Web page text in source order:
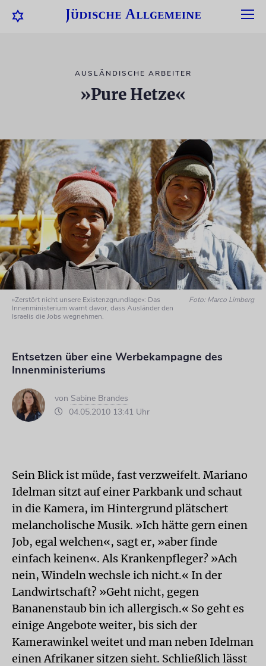
AUSLÄNDISCHE ARBEITER
»Pure Hetze«
»Zerstört nicht unsere Existenzgrundlage«: Das
Innenministerium warnt davor, dass Ausländer den
Israelis die Jobs wegnehmen.
Foto: Marco Limberg
Entsetzen über eine Werbekampagne des
Innenministeriums
von Sabine Brandes
04.05.2010 13:41 Uhr
Sein Blick ist müde, fast verzweifelt. Mariano
Idelman sitzt auf einer Parkbank und schaut
in die Kamera, im Hintergrund plätschert
melancholische Musik. »Ich hätte gern einen
Job, egal welchen«, sagt er, »aber finde
einfach keinen«. Als Krankenpfleger? »Ach
nein, Windeln wechsle ich nicht.« In der
Landwirtschaft? »Geht nicht, gegen
Bananenstaub bin ich allergisch.« So geht es
einige Angebote weiter, bis sich der
Kamerawinkel weitet und man neben Idelman
einen Afrikaner sitzen sieht. Schließlich lässt